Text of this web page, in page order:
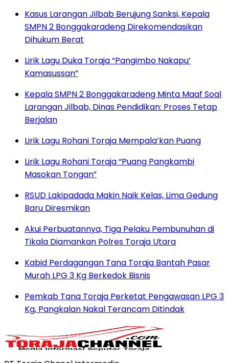
Kasus Larangan Jilbab Berujung Sanksi, Kepala
SMPN 2 Bonggakaradeng Direkomendasikan
Dihukum Berat
Lirik Lagu Duka Toraja “Pangimbo Nakapu’
Kamasussan”
Kepala SMPN 2 Bonggakaradeng Minta Maaf Soal
Larangan Jilbab, Dinas Pendidikan: Proses Tetap
Berjalan
Lirik Lagu Rohani Toraja Mempala’kan Puang
Lirik Lagu Rohani Toraja “Puang Pangkambi
Masokan Tongan”
RSUD Lakipadada Makin Naik Kelas, Lima Gedung
Baru Diresmikan
Akui Perbuatannya, Tiga Pelaku Pembunuhan di
Tikala Diamankan Polres Toraja Utara
Kabid Perdagangan Tana Toraja Bantah Pasar
Murah LPG 3 Kg Berkedok Bisnis
Pemkab Tana Toraja Perketat Pengawasan LPG 3
Kg, Pangkalan Nakal Terancam Ditindak